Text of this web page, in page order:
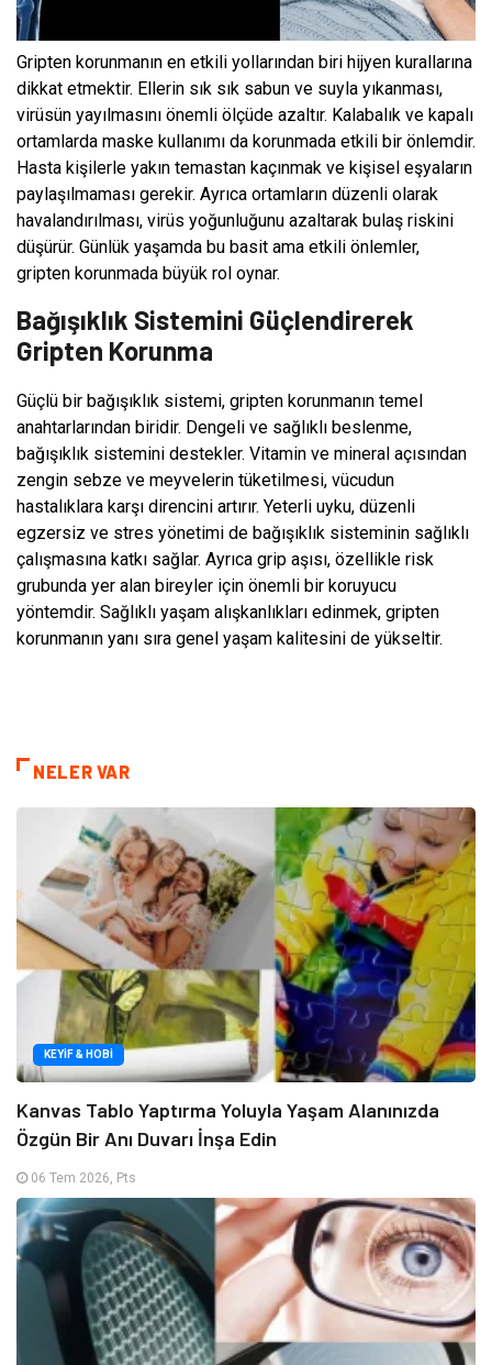
Gripten korunmanın en etkili yollarından biri hijyen kurallarına
dikkat etmektir. Ellerin sık sık sabun ve suyla yıkanması,
virüsün yayılmasını önemli ölçüde azaltır. Kalabalık ve kapalı
ortamlarda maske kullanımı da korunmada etkili bir önlemdir.
Hasta kişilerle yakın temastan kaçınmak ve kişisel eşyaların
paylaşılmaması gerekir. Ayrıca ortamların düzenli olarak
havalandırılması, virüs yoğunluğunu azaltarak bulaş riskini
düşürür. Günlük yaşamda bu basit ama etkili önlemler,
gripten korunmada büyük rol oynar.
Bağışıklık Sistemini Güçlendirerek
Gripten Korunma
Güçlü bir bağışıklık sistemi, gripten korunmanın temel
anahtarlarından biridir. Dengeli ve sağlıklı beslenme,
bağışıklık sistemini destekler. Vitamin ve mineral açısından
zengin sebze ve meyvelerin tüketilmesi, vücudun
hastalıklara karşı direncini artırır. Yeterli uyku, düzenli
egzersiz ve stres yönetimi de bağışıklık sisteminin sağlıklı
çalışmasına katkı sağlar. Ayrıca grip aşısı, özellikle risk
grubunda yer alan bireyler için önemli bir koruyucu
yöntemdir. Sağlıklı yaşam alışkanlıkları edinmek, gripten
korunmanın yanı sıra genel yaşam kalitesini de yükseltir.
NELER VAR
KEYIF & HOBI
Kanvas Tablo Yaptırma Yoluyla Yaşam Alanınızda
Özgün Bir Anı Duvarı İnşa Edin
06 Tem 2026, Pts